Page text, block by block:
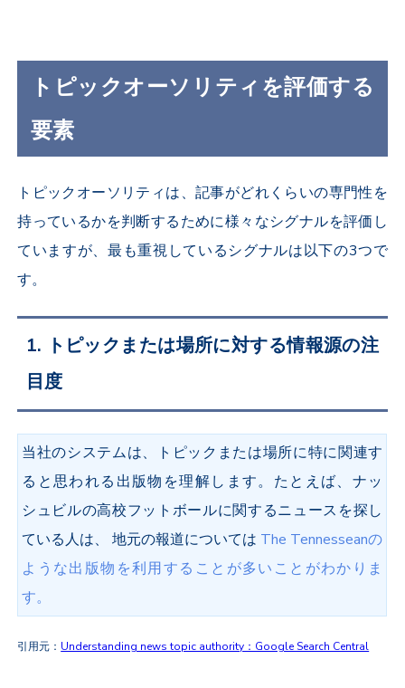
トピックオーソリティを評価する
要素
トピックオーソリティは、記事がどれくらいの専門性を
持っているかを判断するために様々なシグナルを評価し
ていますが、最も重視しているシグナルは以下の3つで
す。
1. トピックまたは場所に対する情報源の注
目度
当社のシステムは、トピックまたは場所に特に関連す
ると思われる出版物を理解します。たとえば、ナッ
シュビルの高校フットボールに関するニュースを探し
ている人は、 地元の報道については The Tennesseanの
ような出版物を利用することが多いことがわかりま
す。
引用元： Understanding news topic authority：Google Search Central